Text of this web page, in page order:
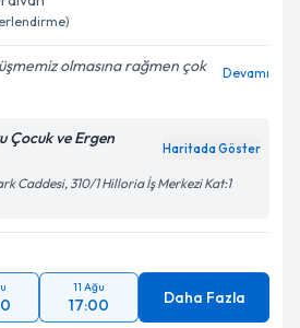
olmasına rağmen çok
Çocuk ve Ergen
Caddesi, 310/1 Hilloria İş Merkezi Kat:1
11 Ağu
17:00 Daha Fazla